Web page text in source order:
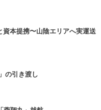
本提携〜山陰エリアへ実運送
の引き渡し